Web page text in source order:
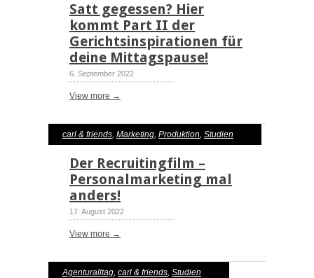
Satt gegessen? Hier
kommt Part II der
Gerichtsinspirationen für
deine Mittagspause!
6. September 2022
View more →
carl & friends, Marketing, Produktion, Studien
Der Recruitingfilm –
Personalmarketing mal
anders!
17. August 2022
View more →
Agenturalltag, carl & friends, Studien